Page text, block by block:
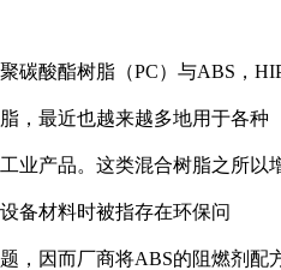
聚碳酸酯树脂（PC）与ABS ，
脂，最近也越来越多地用于各种
工业产品。这类混合树脂之所以
设备材料时被指存在环保问
题，因而厂商将ABS的阻燃剂配